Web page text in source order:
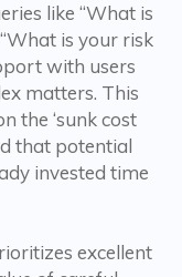
like “What is
is your risk
with users
matters. This
the ‘sunk cost
that potential
invested time
excellent